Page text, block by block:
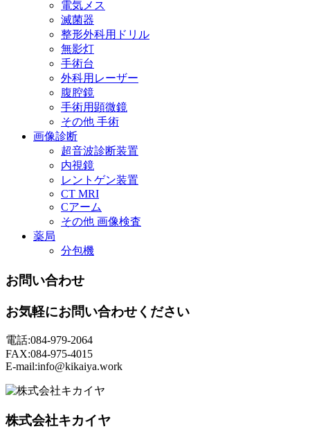
電気メス
滅菌器
整形外科用ドリル
無影灯
手術台
外科用レーザー
腹腔鏡
手術用顕微鏡
その他 手術
画像診断
超音波診断装置
内視鏡
レントゲン装置
CT MRI
Cアーム
その他 画像検査
薬局
分包機
お問い合わせ
お気軽にお問い合わせください
電話:084-979-2064
FAX:084-975-4015
E-mail:info@kikaiya.work
株式会社キカイヤ